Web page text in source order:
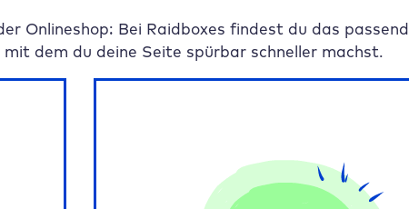
Onlineshop: Bei Raidboxes findest du das
dem du deine Seite spürbar schneller machst.